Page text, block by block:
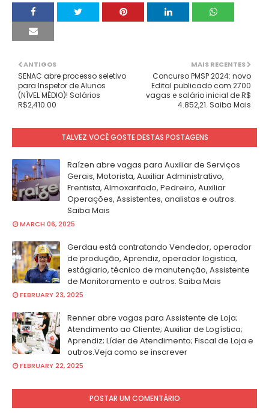
MAIS RECENTES
Concurso PMSP 2024: novo
Edital publicado com 2700
vagas e salário inicial de R$
4.852,21. Saiba Mais
ANTIGOS
SENAC abre processo seletivo
para Inspetor de Alunos
(NÍVEL MÉDIO)! Salários
R$2,410.00
TALVEZ VOCÊ GOSTE DESTAS POSTAGENS
Raízen abre vagas para Auxiliar de Serviços
Gerais, Motorista, Auxiliar Administrativo,
Frentista, Almoxarifado, Pedreiro, Auxiliar
Operações, Assistentes, analistas e outros.
Saiba Mais
MARCH 06, 2025
Gerdau está contratando Vendedor, operador
de produção, Aprendiz, operador logistica,
estágiario, técnico de manutenção, Assistente
de Monitoramento e outros. Saiba Mais
FEBRUARY 23, 2025
Renner abre vagas para Assistente de Loja;
Atendimento ao Cliente; Auxiliar de Logística;
Aprendiz; Líder de Atendimento; Fiscal de Loja e
outros.Veja como se inscrever
FEBRUARY 22, 2025
POSTAR UM COMENTÁRIO